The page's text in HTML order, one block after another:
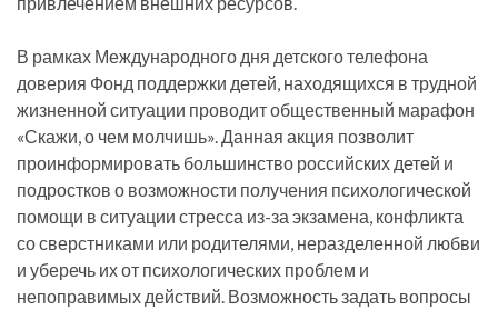
В рамках Международного дня детского телефона
доверия Фонд поддержки детей, находящихся в трудной
жизненной ситуации проводит общественный марафон
«Скажи, о чем молчишь». Данная акция позволит
проинформировать большинство российских детей и
подростков о возможности получения психологической
помощи в ситуации стресса из-за экзамена, конфликта
со сверстниками или родителями, неразделенной любви
и уберечь их от психологических проблем и
непоправимых действий. Возможность задать вопросы